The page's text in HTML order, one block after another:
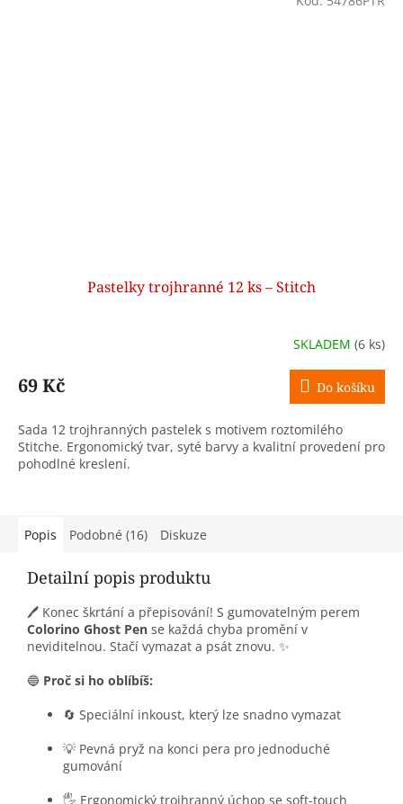
Pastelky trojhranné 12 ks – Stitch
SKLADEM (6 ks)
69 Kč Do košíku
Sada 12 trojhranných pastelek s motivem roztomilého
Stitche. Ergonomický tvar, syté barvy a kvalitní provedení pro
pohodlné kreslení.
Popis Podobné (16) Diskuze
Detailní popis produktu
🖊️ Konec škrtání a přepisování! S gumovatelným perem
Colorino Ghost Pen se každá chyba promění v
neviditelnou. Stačí vymazat a psát znovu. ✨
🔵 Proč si ho oblíbíš:
🔄 Speciální inkoust, který lze snadno vymazat
💡 Pevná pryž na konci pera pro jednoduché
gumování
🖐️ Ergonomický trojhranný úchop se soft-touch